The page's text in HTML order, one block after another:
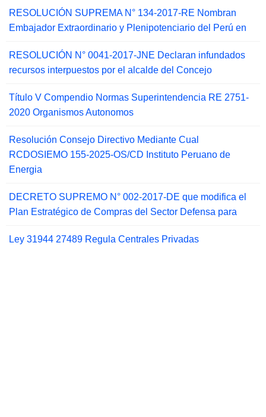
RESOLUCIÓN SUPREMA N° 134-2017-RE Nombran
Embajador Extraordinario y Plenipotenciario del Perú en
RESOLUCIÓN N° 0041-2017-JNE Declaran infundados
recursos interpuestos por el alcalde del Concejo
Título V Compendio Normas Superintendencia RE 2751-
2020 Organismos Autonomos
Resolución Consejo Directivo Mediante Cual
RCDOSIEMO 155-2025-OS/CD Instituto Peruano de
Energia
DECRETO SUPREMO N° 002-2017-DE que modifica el
Plan Estratégico de Compras del Sector Defensa para
Ley 31944 27489 Regula Centrales Privadas